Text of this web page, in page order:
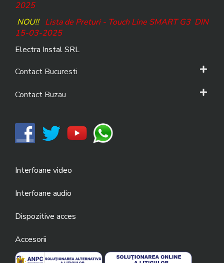
2025
NOU!! Lista de Preturi - Touch Line SMART G3DIN
15-03-2025
Electra Instal SRL
Contact Bucuresti
Contact Buzau
Interfoane video
Interfoane audio
Dispozitive acces
Accesorii